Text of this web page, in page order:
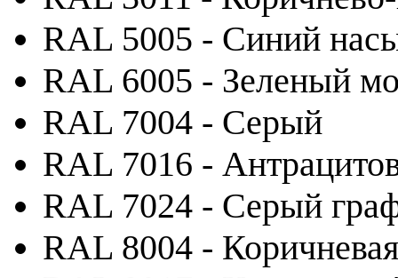
RAL 5005 - Синий
RAL 6005 - Зеленый
RAL 7004 - Серый
RAL 7016 -
RAL 7024 - Серый
RAL 8004 -